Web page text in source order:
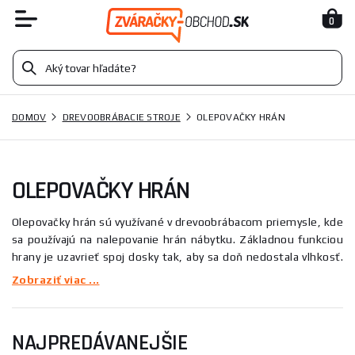
0
DOMOV DREVOOBRÁBACIE STROJE OLEPOVAČKY HRÁN
OLEPOVAČKY HRÁN
Olepovačky hrán sú využívané v drevoobrábacom priemysle, kde
sa používajú na nalepovanie hrán nábytku. Základnou funkciou
hrany je uzavrieť spoj dosky tak, aby sa doň nedostala vlhkosť.
Funkčnosť hrany je dnes už prepojená aj s celkovým dizajnom.
celkový dojem nábytku. Najrozšírenejšími hranami v
PVC a ABS materiálov, a hrany z prírodných materiálov ako je
Zobraziť viac ...
NAJPREDÁVANEJŠIE